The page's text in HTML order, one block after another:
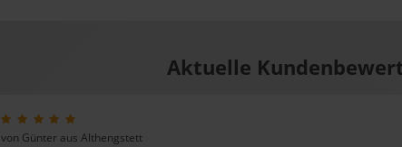
Aktuelle
von Günter aus Althengstett